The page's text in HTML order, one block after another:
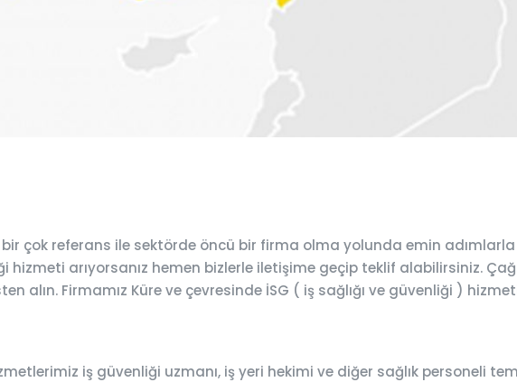
çok referans ile sektörde öncü bir firma olma yolunda emin adımlarla
hizmeti arıyorsanız hemen bizlerle iletişime geçip teklif alabilirsiniz.
alın. Firmamız Küre ve çevresinde İSG ( iş sağlığı ve güvenliği )
iş güvenliği uzmanı, iş yeri hekimi ve diğer sağlık personeli